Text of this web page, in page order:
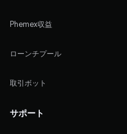
Phemex収益
ローンチプール
取引ボット
サポート